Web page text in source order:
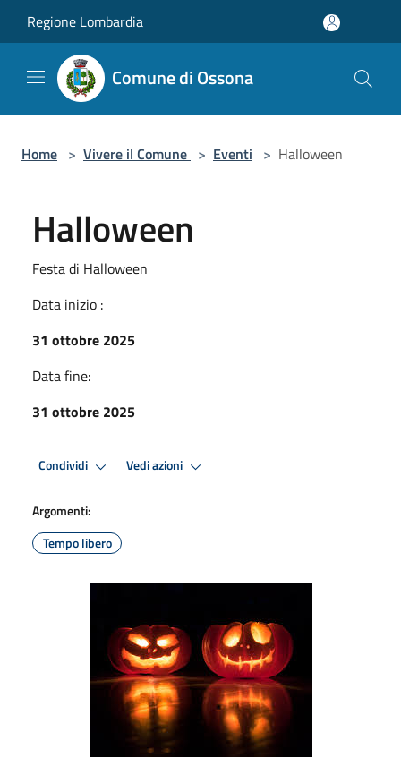
Regione Lombardia
Comune di Ossona
Home > Vivere il Comune > Eventi > Halloween
Halloween
Festa di Halloween
Data inizio :
31 ottobre 2025
Data fine:
31 ottobre 2025
Condividi Vedi azioni
Argomenti:
Tempo libero